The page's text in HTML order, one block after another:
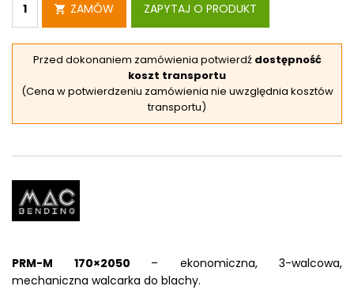
ZAMÓW ZAPYTAJ O PRODUKT
Przed dokonaniem zamówienia potwierdź dostępność
koszt transportu
(Cena w potwierdzeniu zamówienia nie uwzględnia kosztów
transportu)
PRM-M 170×2050 – ekonomiczna, 3-walcowa,
mechaniczna walcarka do blachy.